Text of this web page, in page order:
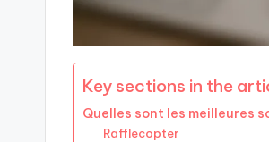
Key sections in the
Quelles sont les meilleures
Rafflecopter